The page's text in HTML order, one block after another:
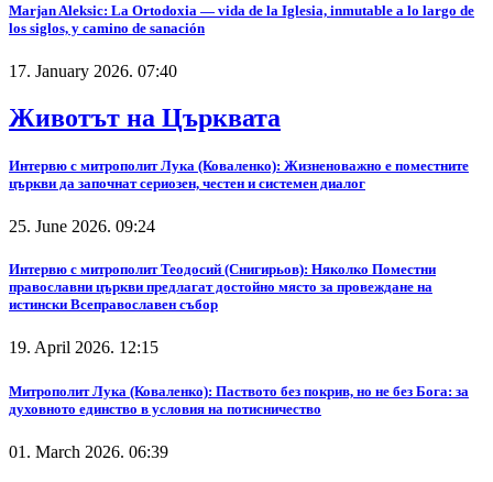
Marjan Aleksic: La Ortodoxia — vida de la Iglesia, inmutable a lo largo de
los siglos, y camino de sanación
17. January 2026. 07:40
Животът на Църквата
Интервю с митрополит Лука (Коваленко): Жизненоважно е поместните
църкви да започнат сериозен, честен и системен диалог
25. June 2026. 09:24
Интервю с митрополит Теодосий (Снигирьов): Няколко Поместни
православни църкви предлагат достойно място за провеждане на
истински Всеправославен събор
19. April 2026. 12:15
Митрополит Лука (Коваленко): Паството без покрив, но не без Бога: за
духовното единство в условия на потисничество
01. March 2026. 06:39